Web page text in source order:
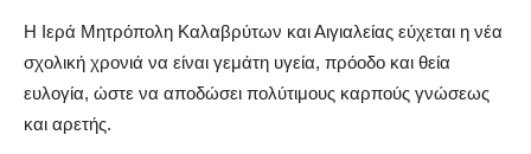
Η Ιερά Μητρόπολη Καλαβρύτων και Αιγιαλείας εύχεται η νέα
σχολική χρονιά να είναι γεμάτη υγεία, πρόοδο και θεία
ευλογία, ώστε να αποδώσει πολύτιμους καρπούς γνώσεως
και αρετής.